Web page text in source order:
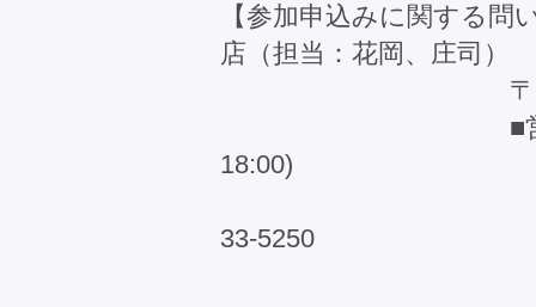
【参加申込みに関する問
店（担当：花岡、庄司）
〒930-0001
■営業時間：土
18:00)
33-5250